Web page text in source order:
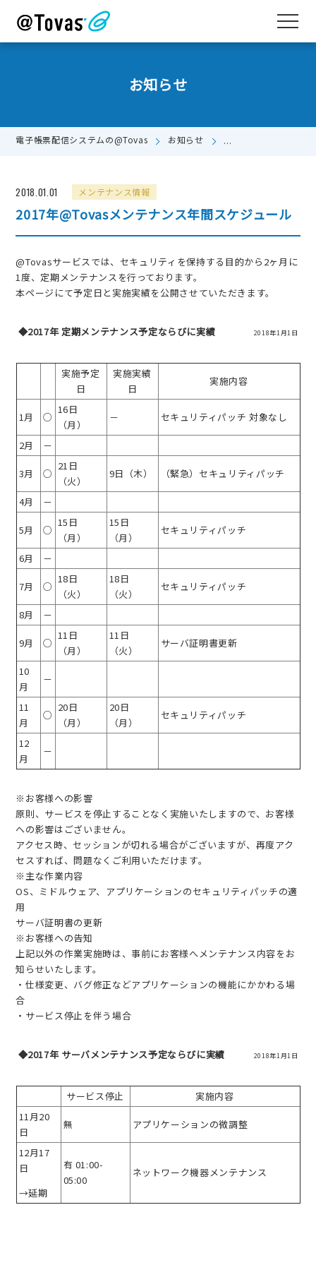
お知らせ
電子帳票配信システムの@Tovas お知らせ
2018.01.01 メンテナンス情報
2017年@Tovasメンテナンス年間スケジュール
@Tovasサービスでは、セキュリティを保持する目的から2ヶ月に
1度、定期メンテナンスを行っております。
本ページにて予定日と実施実績を公開させていただきます。
◆2017年 定期メンテナンス予定ならびに実績 2018年1月1日
実施予定
日
実施実績
日
実施内容
1月 ○
16日
（月）
－ セキュリティパッチ 対象なし
2月 －
3月 ○
21日
（火）
9日（木） （緊急）セキュリティパッチ
4月 －
5月 ○
15日
（月）
15日
（月）
セキュリティパッチ
6月 －
7月 ○
18日
（火）
18日
（火）
セキュリティパッチ
8月 －
9月 ○
11日
（月）
11日
（火）
サーバ証明書更新
10
月
－
11
月
○
20日
（月）
20日
（月）
セキュリティパッチ
12
月
－
※お客様への影響
原則、サービスを停止することなく実施いたしますので、お客様
への影響はございません。
アクセス時、セッションが切れる場合がございますが、再度アク
セスすれば、問題なくご利用いただけます。
※主な作業内容
OS、ミドルウェア、アプリケーションのセキュリティパッチの適
用
サーバ証明書の更新
※お客様への告知
上記以外の作業実施時は、事前にお客様へメンテナンス内容をお
知らせいたします。
・仕様変更、バグ修正などアプリケーションの機能にかかわる場
合
・サービス停止を伴う場合
◆2017年 サーバメンテナンス予定ならびに実績 2018年1月1日
サービス停止
実施内容
11月20
日
無 アプリケーションの微調整
12月17
日
→延期
有 01:00-
05:00
ネットワーク機器メンテナンス